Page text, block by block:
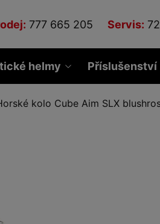
777 665 205 Servis:
helmy Příslušenství
kolo Cube Aim SLX